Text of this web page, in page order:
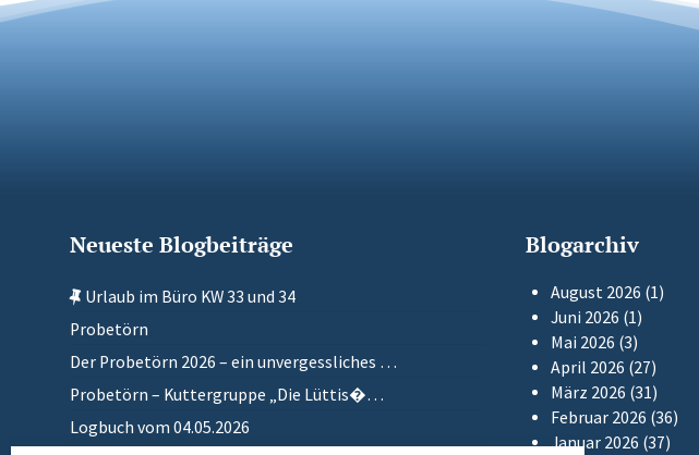
Neueste Blogbeiträge
Urlaub im Büro KW 33 und 34
Probetörn
Der Probetörn 2026 – ein unvergessliches …
Probetörn – Kuttergruppe „Die Lüttis�…
Logbuch vom 04.05.2026
Blogarchiv
August 2026 (1)
Juni 2026 (1)
Mai 2026 (3)
April 2026 (27)
März 2026 (31)
Februar 2026 (36)
Januar 2026 (37)